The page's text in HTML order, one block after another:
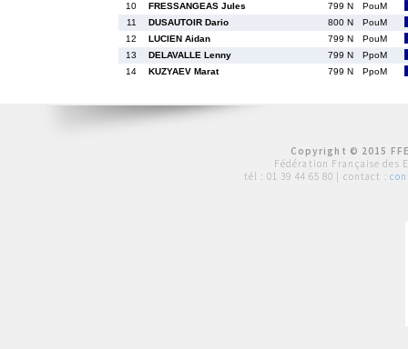
10
FRESSANGEAS Jules 799 N
PouM
11
DUSAUTOIR Dario 800 N
PouM
12
LUCIEN Aidan 799 N
PouM
13
DELAVALLE Lenny 799 N
PpoM
14
KUZYAEV Marat 799 N PpoM
Copyright © 2015
Fédération Française des
tél : 01 39 44 65 80 | contact :